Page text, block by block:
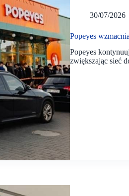
30/07/2026
Popeyes
Popeyes
zwiększając sieć